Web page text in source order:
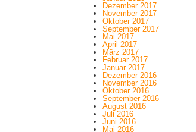
Dezember 2017
November 2017
Oktober 2017
September 2017
Mai 2017
April 2017
März 2017
Februar 2017
Januar 2017
Dezember 2016
November 2016
Oktober 2016
September 2016
August 2016
Juli 2016
Juni 2016
Mai 2016